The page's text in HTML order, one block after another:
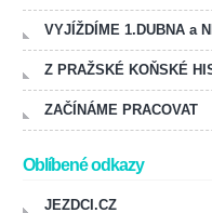
VYJÍŽDÍME 1.DUBNA a
Z PRAŽSKÉ KOŇSKÉ
ZAČÍNÁME PRACOVAT
Oblíbené odkazy
JEZDCI.CZ